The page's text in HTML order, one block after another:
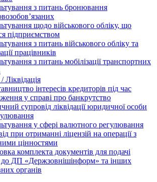
з питань бронювання
щодо військового обліку, що
підприємством
з питань військового обліку та
працівників
з питань мобілізації транспортних
Ліквідація
інтересів кредиторів під час
у справі про банкрутство
супровід ліквідації юридичної особи
у сфері валютного регулювання
при отриманні ліцензій на операції з
цінностями
комплекта документів для подачі
до ДП «Держзовнішінформ» та інших
органів